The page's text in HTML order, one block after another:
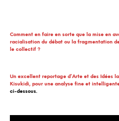
Comment en faire en sorte que la mise en
racialisation du débat ou la fragmentation
le collectif ?
Un excellent reportage d’Arte et des Idées
Kisukidi, pour une analyse fine et
ci-dessous.